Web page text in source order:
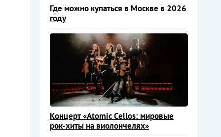
Где можно купаться в Москве в 2026
году
Концерт «Atomic Cellos: мировые
рок-хиты на виолончелях»